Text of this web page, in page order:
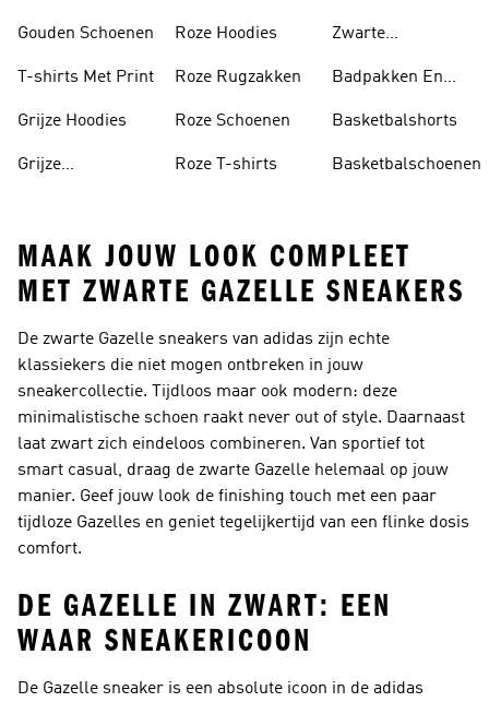
Gouden Schoenen
T-shirts Met Print
Grijze Hoodies
Grijze
Roze Hoodies
Roze Rugzakken
Roze Schoenen
Roze T-shirts
Zwarte
Badpakken En
Basketbalshorts
Basketbalschoenen
MAAK JOUW LOOK COMPLEET
MET ZWARTE GAZELLE SNEAKERS
De zwarte Gazelle sneakers van adidas zijn echte
klassiekers die niet mogen ontbreken in jouw
sneakercollectie. Tijdloos maar ook modern: deze
minimalistische schoen raakt never out of style. Daarnaast
laat zwart zich eindeloos combineren. Van sportief tot
smart casual, draag de zwarte Gazelle helemaal op jouw
manier. Geef jouw look de finishing touch met een paar
tijdloze Gazelles en geniet tegelijkertijd van een flinke dosis
comfort.
DE GAZELLE IN ZWART: EEN
WAAR SNEAKERICOON
De Gazelle sneaker is een absolute icoon in de adidas